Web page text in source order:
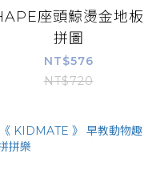
座頭鯨燙金地板
拼圖
NT$576
NT$720